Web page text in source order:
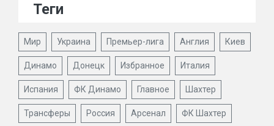
Теги
Мир Украина Премьер-лига Англия Киев
Динамо Донецк Избранное Италия
Испания ФК Динамо Главное Шахтер
Трансферы Россия Арсенал ФК Шахтер